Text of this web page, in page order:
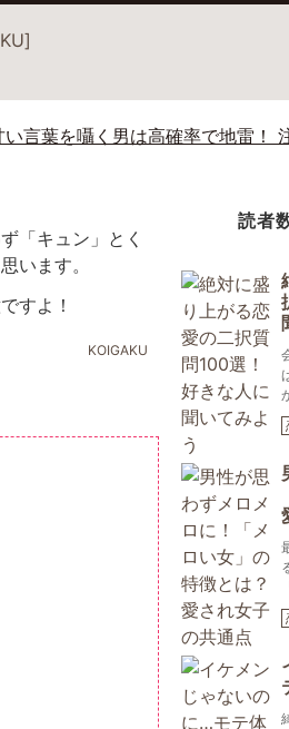
い言葉を囁く男は高確率で地雷！
「キュン」とく
います。
すよ！
KOIGAKU
読者